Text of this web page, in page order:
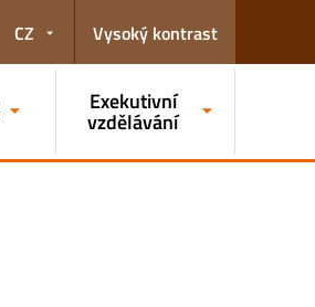
CZ Vysoký kontrast
Exekutivní
vzdělávání